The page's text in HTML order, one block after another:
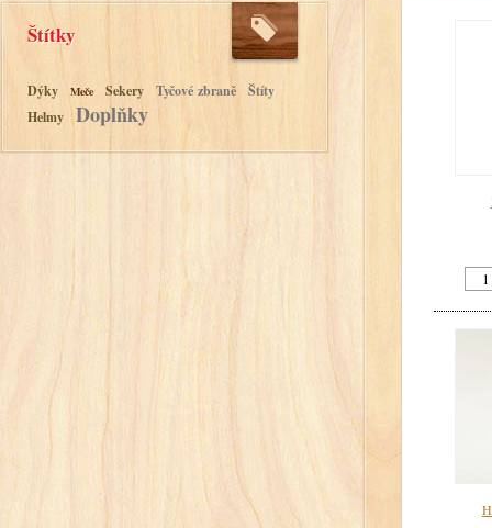
Štítky
Dýky Meče Sekery Tyčové zbraně
Štíty
Helmy
Doplňky